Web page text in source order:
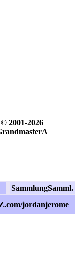
© 2001-2026
SammlungSamml.
jordanjerome